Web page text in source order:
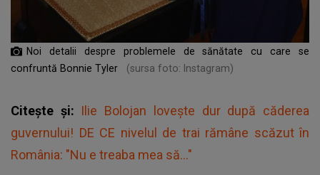
Noi detalii despre problemele de sănătate cu care se
confruntă Bonnie Tyler
(sursa foto: Instagram)
Citește și: Ilie Bolojan lovește dur după căderea
guvernului! DE CE nivelul de trai rămâne scăzut în
România: "Nu e treaba mea să..."